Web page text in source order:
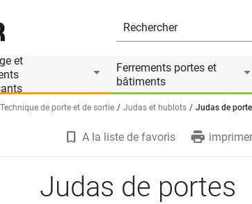
et
Ferrements portes et
bâtiments
Technique de porte et de sortie Judas et hublots Judas de
appropriés
A la liste de favoris
Judas de portes